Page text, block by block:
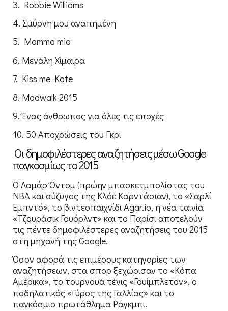
3. Robbie Williams
4. Σμύρνη μου αγαπημένη
5. Mamma mia
6. Μεγάλη Χίμαιρα
7. Kiss me Kate
8. Μadwalk 2015
9. Ένας άνθρωπος για όλες τις εποχές
10. 50 Αποχρώσεις του Γκρι
Οι δημοφιλέστερες αναζητήσεις μέσω Google
παγκοσμίως το 2015
O Λαμάρ Όντομ (πρώην μπασκετμπολίστας του
ΝΒΑ και σύζυγος της Κλόε Καρντάσιαν), το «Σαρλί
Εμπντό», το βιντεοπαιχνίδι Agar.io, η νέα ταινία
«Τζουράσικ Γουόρλντ» και το Παρίσι αποτελούν
τις πέντε δημοφιλέστερες αναζητήσεις του 2015
στη μηχανή της Google.
Όσον αφορά τις επιμέρους κατηγορίες των
αναζητήσεων, στα σπορ ξεχώρισαν το «Κόπα
Αμέρικα», το τουρνουά τένις «Γουίμπλετον», ο
ποδηλατικός «Γύρος της Γαλλίας» και το
παγκόσμιο πρωτάθλημα Ράγκμπι.